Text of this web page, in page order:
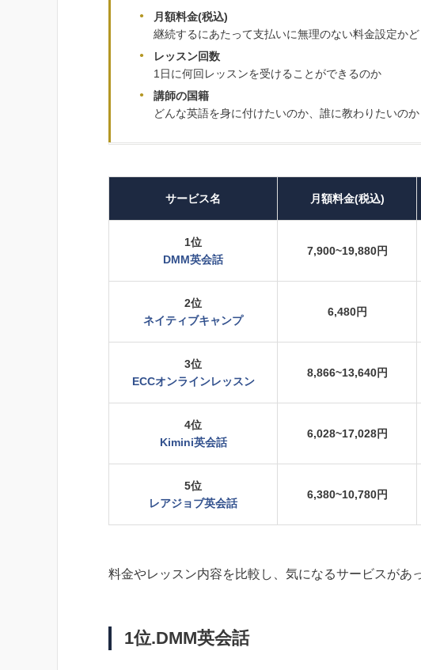
月額料金(税込)
継続するにあたって支払いに無理のない料金設定か
レッスン回数
1日に何回レッスンを受けることができるのか
講師の国籍
どんな英語を身に付けたいのか、誰に教わりたいのか
サービス名 月額料金(税込)
1位
DMM英会話
7,900~19,880円
2位
ネイティブキャンプ
6,480円
3位
ECCオンラインレッスン
8,866~13,640円
4位
Kimini英会話
6,028~17,028円
5位
レアジョブ英会話
6,380~10,780円
料金やレッスン内容を比較し、気になるサービスがあ
1位.DMM英会話